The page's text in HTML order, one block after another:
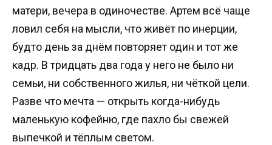
матери, вечера в одиночестве. Артем всё чаще
ловил себя на мысли, что живёт по инерции,
будто день за днём повторяет один и тот же
кадр. В тридцать два года у него не было ни
семьи, ни собственного жилья, ни чёткой цели.
Разве что мечта — открыть когда-нибудь
маленькую кофейню, где пахло бы свежей
выпечкой и тёплым светом.